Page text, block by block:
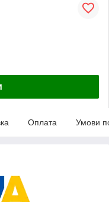
Оплата Умови